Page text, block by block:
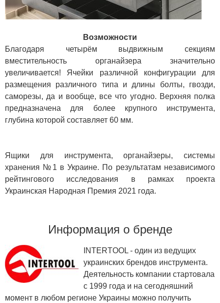
Возможности
Благодаря четырём выдвижным секциям
вместительность органайзера значительно
увеличивается! Ячейки различной конфигурации для
размещения различного типа и длины болты, гвозди,
саморезы, да и вообще, все что угодно. Верхняя полка
предназначена для более крупного инструмента,
глубина которой составляет 60 мм.
Ящики для инструмента, органайзеры, системы
хранения №1 в Украине. По результатам независимого
рейтингового исследования в рамках проекта
Украинская Народная Премия 2021 года.
Информация о бренде
INTERTOOL - один из ведущих
украинских брендов инструмента.
Деятельность компании стартовала
с 1999 года и на сегодняшний
момент в любом регионе Украины можно получить